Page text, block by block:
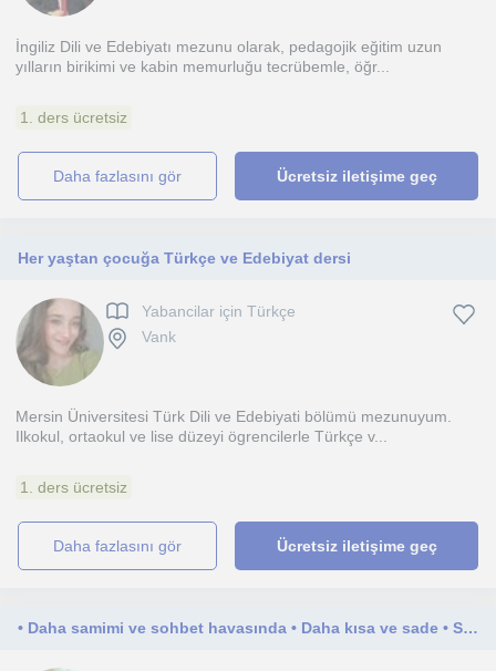
İngiliz Dili ve Edebiyatı mezunu olarak, pedagojik eğitim uzun
yılların birikimi ve kabin memurluğu tecrübemle, öğr...
1. ders ücretsiz
daha fazlasını gör Ücretsiz iletişime geç
Her yaştan çocuğa Türkçe ve Edebiyat dersi
Yabancilar için Türkçe
Vank
Mersin Üniversitesi Türk Dili ve Edebiyati bölümü mezunuyum.
Ilkokul, ortaokul ve lise düzeyi ögrencilerle Türkçe v...
1. ders ücretsiz
daha fazlasını gör Ücretsiz iletişime geç
• Daha samimi ve sohbet havasında • Daha kısa ve sade • Sadece nefes koçluğu odaklı • Sadece pilates odaklı Hangisini istersi